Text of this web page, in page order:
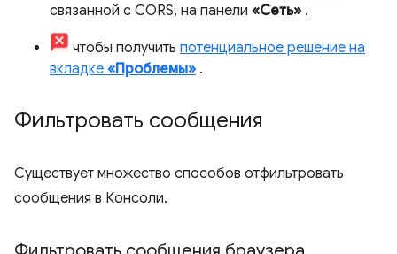
связанной с CORS, на панели «Сеть» .
чтобы получить потенциальное решение на
вкладке «Проблемы» .
Фильтровать сообщения
Существует множество способов отфильтровать
сообщения в Консоли.